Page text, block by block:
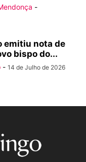
-
emitiu nota de
bispo do...
- 14 de Julho de 2026